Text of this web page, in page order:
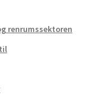
renrumssektoren